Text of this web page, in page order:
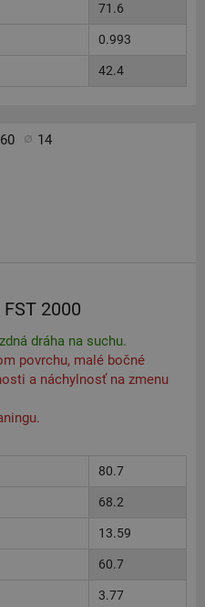
71.6
0.993
42.4
60 14
2000
dráha na suchu.
povrchu, malé bočné
a náchylnosť na zmenu
80.7
68.2
13.59
60.7
3.77